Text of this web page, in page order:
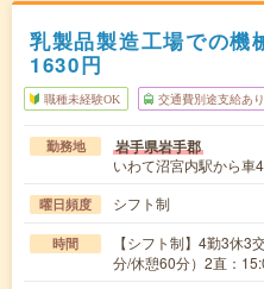
乳製品製造工場での機
1630円
職種未経験OK 交通費別途支給あり
勤務地 岩手県岩手郡
いわて沼宮内駅から車
曜日頻度 シフト制
時間
【シフト制】4勤3休3
分/休憩60分）2直：